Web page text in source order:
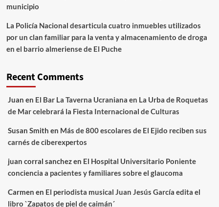
municipio
La Policía Nacional desarticula cuatro inmuebles utilizados
por un clan familiar para la venta y almacenamiento de droga
en el barrio almeriense de El Puche
Recent Comments
Juan en El Bar La Taverna Ucraniana en La Urba de Roquetas
de Mar celebrará la Fiesta Internacional de Culturas
Susan Smith en Más de 800 escolares de El Ejido reciben sus
carnés de ciberexpertos
juan corral sanchezen El Hospital Universitario Poniente
conciencia a pacientes y familiares sobre el glaucoma
Carmen en El periodista musical Juan Jesús García edita el
libro `Zapatos de piel de caimán´